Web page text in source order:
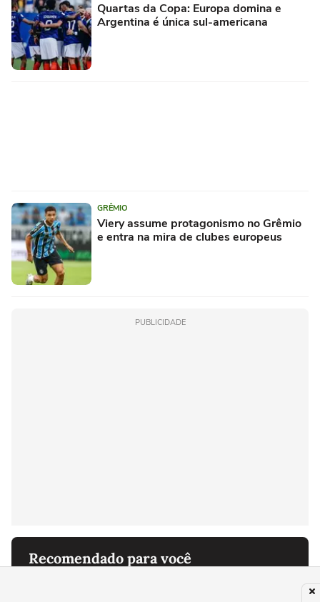
Quartas da Copa: Europa domina e
Argentina é única sul-americana
GRÊMIO
Viery assume protagonismo no Grêmio
e entra na mira de clubes europeus
PUBLICIDADE
Recomendado para você